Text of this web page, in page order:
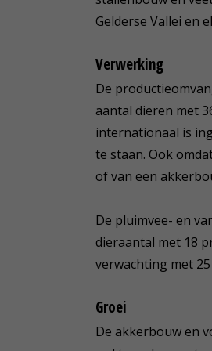
Gelderse Vallei en
Verwerking
De
aantal dieren met
internationaal is
te staan. Ook
of van een
De pluimvee- en
dieraantal met 18
verwachting met
Groei
De akkerbouw en